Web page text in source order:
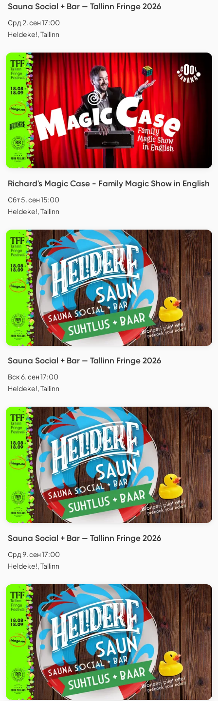
Sauna Social + Bar — Tallinn Fringe 2026
Срд 2. сен 17:00
Heldeke!, Tallinn
Richard's Magic Case - Family Magic Show in English
Сбт 5. сен 15:00
Heldeke!, Tallinn
Sauna Social + Bar — Tallinn Fringe 2026
Вск 6. сен 17:00
Heldeke!, Tallinn
Sauna Social + Bar — Tallinn Fringe 2026
Срд 9. сен 17:00
Heldeke!, Tallinn